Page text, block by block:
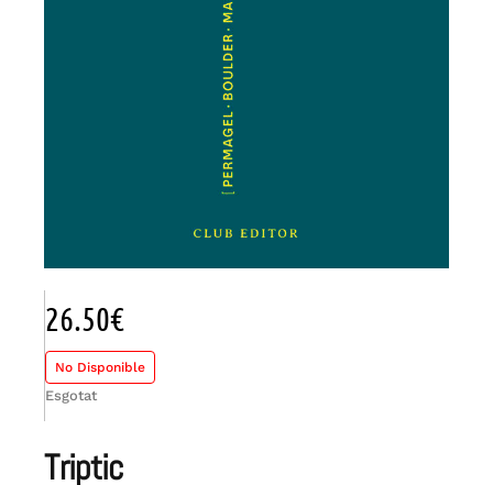
triptic
26.50€
No Disponible
Esgotat